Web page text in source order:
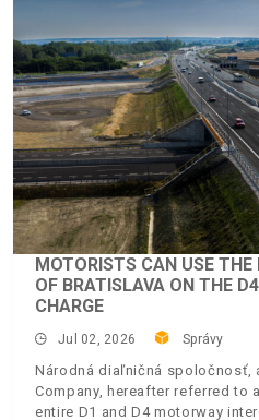
MOTORISTS CAN USE THE
OF BRATISLAVA ON THE
CHARGE
Jul 02, 2026 Správy
Národná diaľničná spoločnosť,
Company, hereafter referred to
entire D1 and D4 motorway